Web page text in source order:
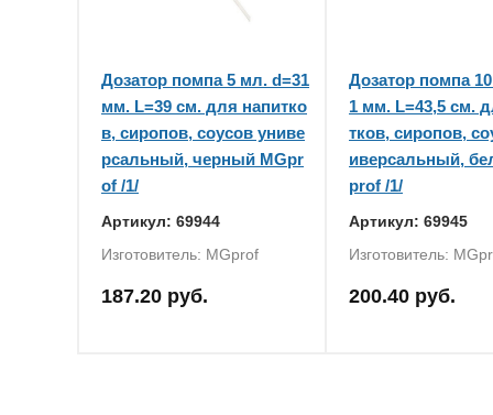
Дозатор помпа 5 мл. d=31
мм. L=39 см. для напитко
в, сиропов, соусов униве
рсальный, черный MGpr
of /1/
Артикул: 69944
Изготовитель: MGprof
187.20 руб.
Дозатор помпа
1 мм. L=43,5 см.
тков, сиропов,
иверсальный,
prof /1/
Артикул: 69945
Изготовитель:
200.40 руб.